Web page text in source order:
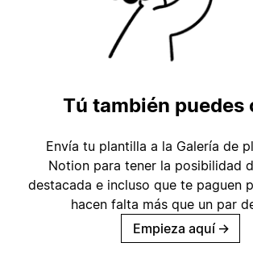
Tú también puedes
Envía tu plantilla a la Galería de
Notion para tener la posibilidad
destacada e incluso que te paguen
hacen falta más que un par
Empieza aquí →